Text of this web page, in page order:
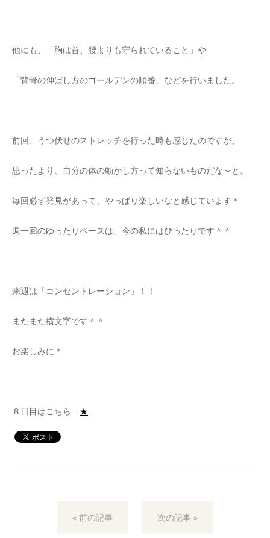
他にも、「胸は首、腰よりも守られていること」や
「背骨の伸ばし方のゴールデンの順番」などを行いました。
前回、うつ伏せのストレッチを行った時も感じたのですが、
思ったより、自分の体の動かし方って知らないものだな～と。
毎回必ず発見があって、やっぱり楽しいなと感じています＊
週一回のゆったりペースは、今の私にはぴったりです＾＾
来週は「コンセントレーション」！！
またまた横文字です＾＾
お楽しみに＊
８日目はこちら→ ★
« 前の記事 次の記事 »